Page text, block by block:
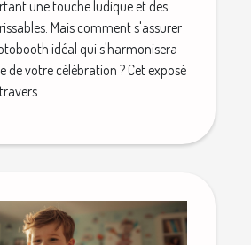
une touche ludique et des
Mais comment s'assurer
idéal qui s'harmonisera
de votre célébration ? Cet exposé